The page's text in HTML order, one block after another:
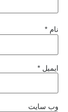
نام *
ایمیل *
وب‌ سایت